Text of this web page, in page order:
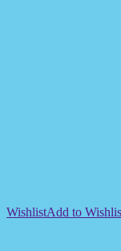
WishlistAdd to